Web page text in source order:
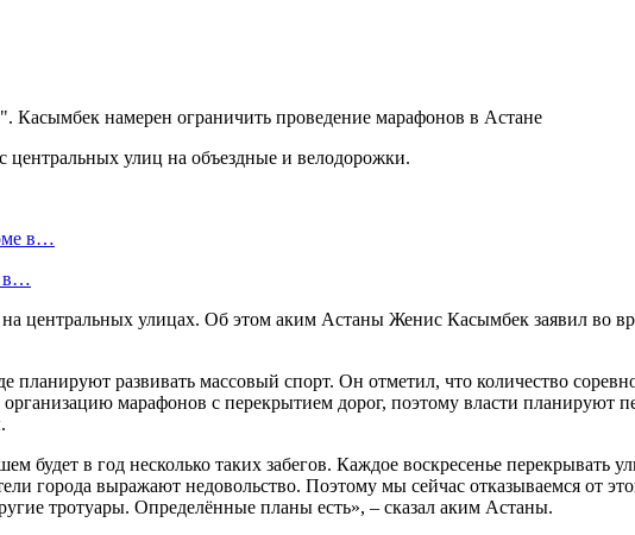
улиц на объездные и велодорожки.
в…
в…
центральных улицах. Об этом аким Астаны Женис Касымбек заявил во
планируют развивать массовый спорт. Он отметил, что количество
марафонов с перекрытием дорог, поэтому власти планируют
будет в год несколько таких забегов. Каждое воскресенье перекрывать
города выражают недовольство. Поэтому мы сейчас отказываемся от
тротуары. Определённые планы есть», – сказал аким Астаны.